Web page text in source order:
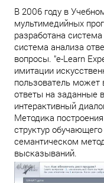
В 2006 году в
мультимедийных
разработана
система анализа
вопросы. "е-Learn
имитации
пользователь может
ответы на заданные
интерактивный
Методика
структур
семантическом
высказываний.